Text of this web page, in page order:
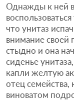
Однажды к ней
что унитаз
внимание своей
стыдно и она
сиденье
капли желтую
отец семейства,
виноватом